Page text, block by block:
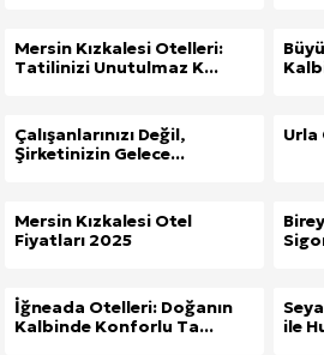
Mersin Kızkalesi Otelleri:
Tatilinizi Unutulmaz K...
Çalışanlarınızı Değil,
Şirketinizin Gelece...
Urla
Mersin Kızkalesi Otel
Fiyatları 2025
İğneada Otelleri: Doğanın
Kalbinde Konforlu Ta...
ile